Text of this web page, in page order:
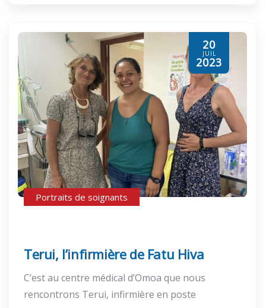
20
JUIL
2023
Portraits de soignants
Terui, l’infirmière de Fatu Hiva
C’est au centre médical d’Omoa que nous
rencontrons Terui, infirmière en poste